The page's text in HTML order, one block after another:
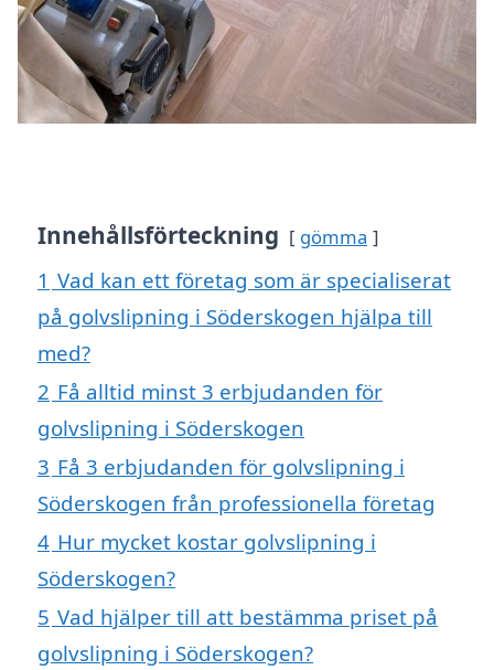
Innehållsförteckning gömma
1 Vad kan ett företag som är specialiserat
på golvslipning i Söderskogen hjälpa till
med?
2 Få alltid minst 3 erbjudanden för
golvslipning i Söderskogen
3 Få 3 erbjudanden för golvslipning i
Söderskogen från professionella företag
4 Hur mycket kostar golvslipning i
Söderskogen?
5 Vad hjälper till att bestämma priset på
golvslipning i Söderskogen?